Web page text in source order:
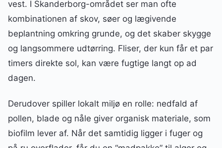
vest. I Skanderborg-området ser man ofte
kombinationen af skov, søer og lægivende
beplantning omkring grunde, og det skaber skygge
og langsommere udtørring. Fliser, der kun får et par
timers direkte sol, kan være fugtige langt op ad
dagen.
Derudover spiller lokalt miljø en rolle: nedfald af
pollen, blade og nåle giver organisk materiale, som
biofilm lever af. Når det samtidig ligger i fuger og